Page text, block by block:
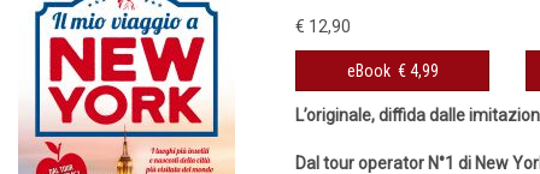
€ 12,90
eBook € 4,99
L’originale, diffida dalle
Dal tour operator N°1 di New